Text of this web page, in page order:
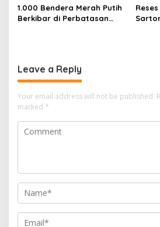
1.000 Bendera Merah Putih
Berkibar di Perbatasan
Leave a Reply
Your email address will not be published.
marked *